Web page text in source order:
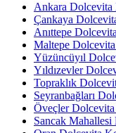
Ankara Dolcevita
Çankaya
Anıttepe
Maltepe
Yüzüncüyıl
Yıldızevler
Topraklık
Seyranbağları
Öveçler
Sancak